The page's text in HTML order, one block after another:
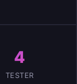
4
TESTER